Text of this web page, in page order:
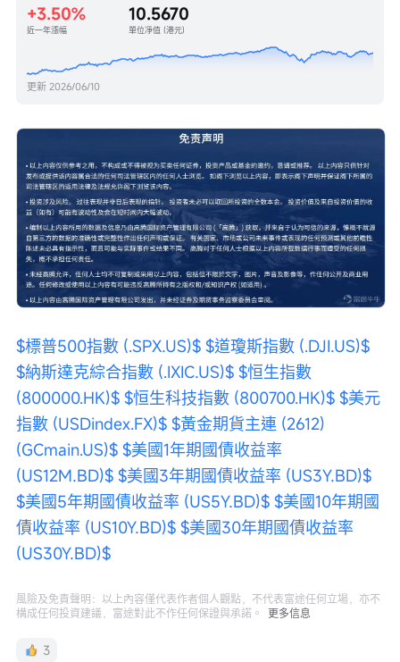
+3.50%
近一年漲幅
10.5670
單位凈值 (港元)
更新 2026/06/10
$標普500指數 (.SPX.US)$ $道瓊斯指數 (.DJI.US)$
$納斯達克綜合指數 (.IXIC.US)$ $恒生指數
(800000.HK)$ $恒生科技指數 (800700.HK)$ $美元
指數 (USDindex.FX)$ $黃金期貨主連 (2612)
(GCmain.US)$ $美國1年期國債收益率
(US12M.BD)$ $美國3年期國債收益率 (US3Y.BD)$
$美國5年期國債收益率 (US5Y.BD)$ $美國10年期國
債收益率 (US10Y.BD)$ $美國30年期國債收益率
(US30Y.BD)$
風險及免責聲明：以上內容僅代表作者個人觀點，不代表富途任何立場，亦不
構成任何投資建議，富途對此不作任何保證與承諾。
更多信息
3